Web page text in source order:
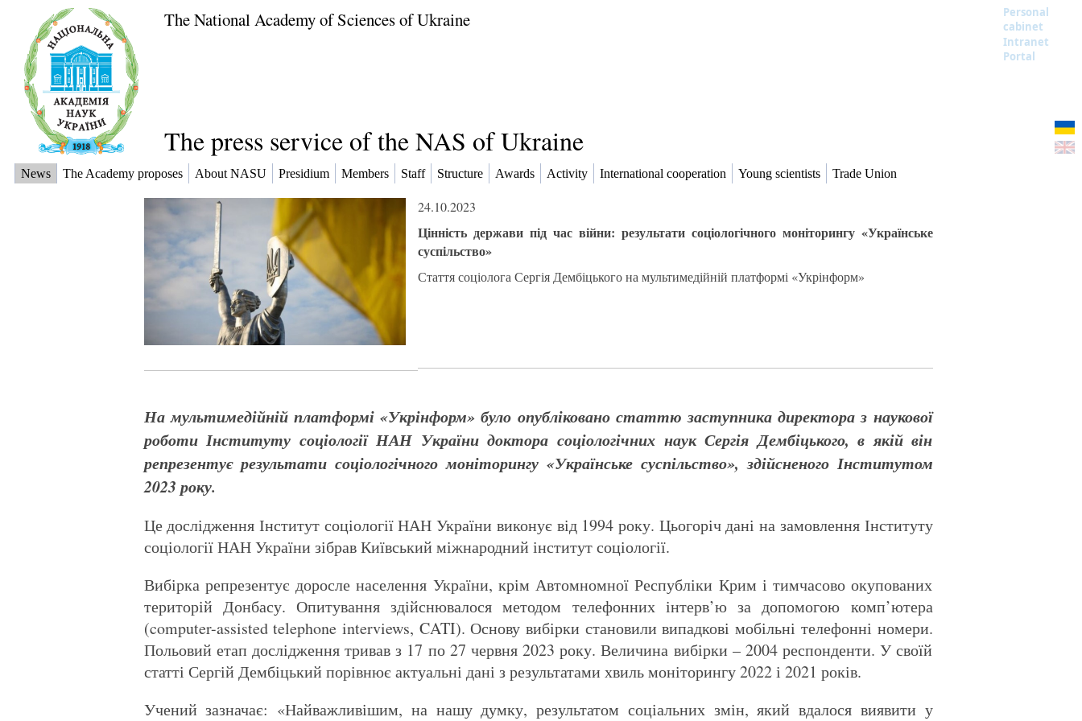
The National Academy of Sciences of Ukraine
Personal
cabinet
Intranet
Portal
The press service of the NAS of Ukraine
News The Academy proposes About NASU Presidium Members Staff Structure Awards Activity International cooperation Young scientists Trade Union
24.10.2023
Цінність держави під час війни: результати соціологічного моніторингу «Українське
суспільство»
Стаття соціолога Сергія Дембіцького на мультимедійній платформі «Укрінформ»
На мультимедійній платформі «Укрінформ» було опубліковано статтю заступника директора з наукової
роботи Інституту соціології НАН України доктора соціологічних наук Сергія Дембіцького, в якій він
репрезентує результати соціологічного моніторингу «Українське суспільство», здійсненого Інститутом
2023 року.
Це дослідження Інститут соціології НАН України виконує від 1994 року. Цьогоріч дані на замовлення Інституту
соціології НАН України зібрав Київський міжнародний інститут соціології.
Вибірка репрезентує доросле населення України, крім Автомномної Республіки Крим і тимчасово окупованих
територій Донбасу. Опитування здійснювалося методом телефонних інтерв’ю за допомогою комп’ютера
(computer-assisted telephone interviews, CATI). Основу вибірки становили випадкові мобільні телефонні номери.
Польовий етап дослідження тривав з 17 по 27 червня 2023 року. Величина вибірки – 2004 респонденти. У своїй
статті Сергій Дембіцький порівнює актуальні дані з результатами хвиль моніторингу 2022 і 2021 років.
Учений зазначає: «Найважливішим, на нашу думку, результатом соціальних змін, який вдалося виявити у